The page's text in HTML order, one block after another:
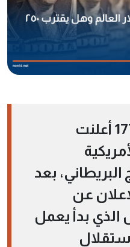
في 4 يوليو/تموز 1776 أعلنت
بعد
عن
بدأ يعمل